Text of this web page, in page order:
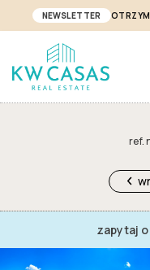
NEWSLETTER
ref.
zapytaj